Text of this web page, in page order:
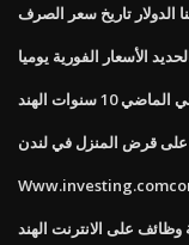
الدولار تاريخ سعر الصرف
الأسعار الفورية يوميا
سنوات الهند
على قرض المنزل في لندن
وظائف على الانترنت الهند